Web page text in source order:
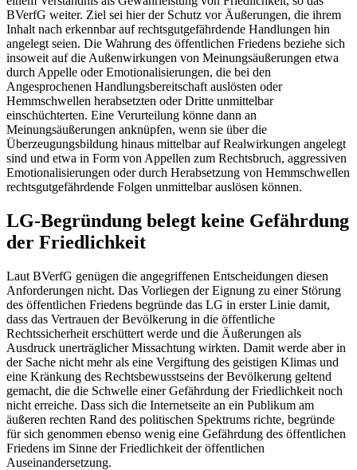
BVerfG weiter. Ziel sei hier der Schutz vor Äußerungen, die ihrem
Inhalt nach erkennbar auf rechtsgutgefährdende Handlungen hin
angelegt seien. Die Wahrung des öffentlichen Friedens beziehe sich
insoweit auf die Außenwirkungen von Meinungsäußerungen etwa
durch Appelle oder Emotionalisierungen, die bei den
Angesprochenen Handlungsbereitschaft auslösten oder
Hemmschwellen herabsetzten oder Dritte unmittelbar
einschüchterten. Eine Verurteilung könne dann an
Meinungsäußerungen anknüpfen, wenn sie über die
Überzeugungsbildung hinaus mittelbar auf Realwirkungen angelegt
sind und etwa in Form von Appellen zum Rechtsbruch, aggressiven
Emotionalisierungen oder durch Herabsetzung von Hemmschwellen
rechtsgutgefährdende Folgen unmittelbar auslösen können.
LG-Begründung belegt keine Gefährdung
der Friedlichkeit
Laut BVerfG genügen die angegriffenen Entscheidungen diesen
Anforderungen nicht. Das Vorliegen der Eignung zu einer Störung
des öffentlichen Friedens begründe das LG in erster Linie damit,
dass das Vertrauen der Bevölkerung in die öffentliche
Rechtssicherheit erschüttert werde und die Äußerungen als
Ausdruck unerträglicher Missachtung wirkten. Damit werde aber in
der Sache nicht mehr als eine Vergiftung des geistigen Klimas und
eine Kränkung des Rechtsbewusstseins der Bevölkerung geltend
gemacht, die die Schwelle einer Gefährdung der Friedlichkeit noch
nicht erreiche. Dass sich die Internetseite an ein Publikum am
äußeren rechten Rand des politischen Spektrums richte, begründe
für sich genommen ebenso wenig eine Gefährdung des öffentlichen
Friedens im Sinne der Friedlichkeit der öffentlichen
Auseinandersetzung.